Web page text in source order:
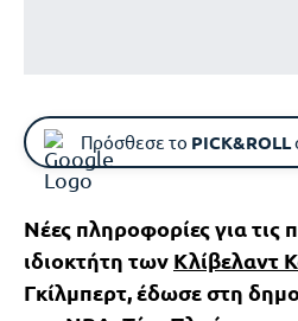
Πρόσθεσε το PICK&ROLL
Νέες πληροφορίες για τις
ιδιοκτήτη των Κλίβελαντ
Γκίλμπερτ, έδωσε στη